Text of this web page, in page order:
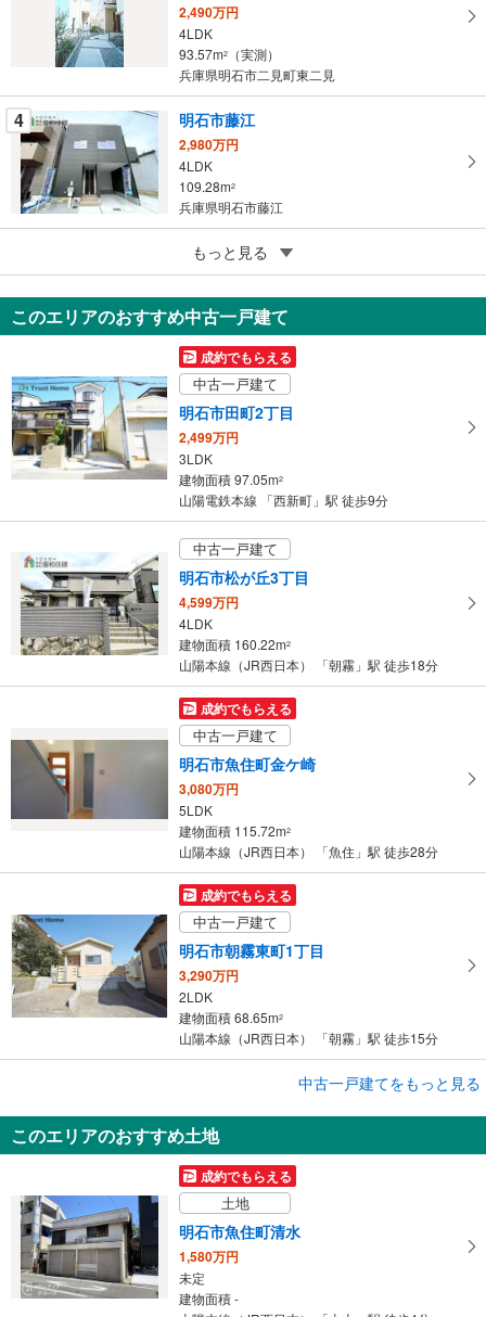
2,490万円
4LDK
93.57m2
（実測）
兵庫県明石市二見町東二見
4 明石市藤江
2,980万円
4LDK
109.28m2
兵庫県明石市藤江
成約でもらえる
明石市中朝霧丘
2,580万円
2SLDK
93.42m2（実測）
兵庫県明石市中朝霧丘
もっと見る
このエリアのおすすめ中古一戸建て
成約でもらえる
中古一戸建て
明石市田町2丁目
2,499万円
3LDK
建物面積 97.05m2
山陽電鉄本線 「西新町」駅 徒歩9分
中古一戸建て
明石市松が丘3丁目
4,599万円
4LDK
建物面積 160.22m2
山陽本線（JR西日本） 「朝霧」駅 徒歩18分
成約でもらえる
中古一戸建て
明石市魚住町金ケ崎
3,080万円
5LDK
建物面積 115.72m2
山陽本線（JR西日本） 「魚住」駅 徒歩28分
成約でもらえる
中古一戸建て
明石市朝霧東町1丁目
3,290万円
2LDK
建物面積 68.65m2
山陽本線（JR西日本） 「朝霧」駅 徒歩15分
明石市魚住町西岡
999万円
4LDK
建物面積 118.72m
山陽本線（JR西日本） 「魚住」駅 徒歩12分
中古一戸建てをもっと見る
このエリアのおすすめ土地
成約でもらえる
土地
明石市魚住町清水
1,580万円
未定
建物面積 -